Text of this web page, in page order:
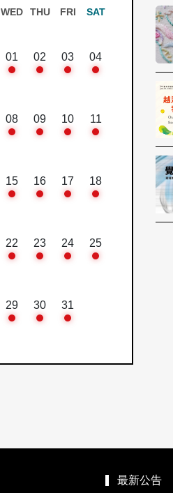
WED THU FRI SAT
01 02 03 04
08 09 10 11
15 16 17 18
22 23 24 25
29 30 31
最新公告